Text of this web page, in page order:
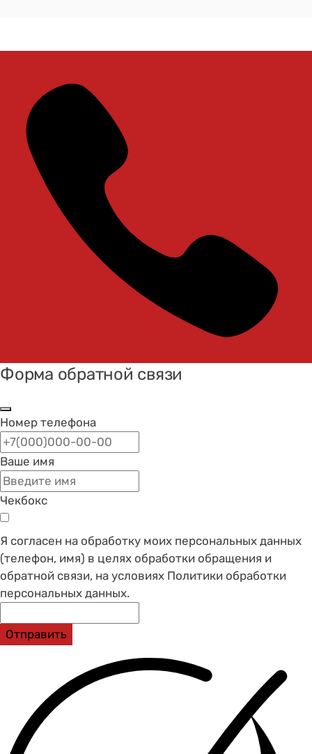
Форма обратной связи
Номер телефона
Ваше имя
Чекбокс
Я согласен на обработку моих персональных данных
(телефон, имя) в целях обработки обращения и
обратной связи, на условиях Политики обработки
персональных данных.
Отправить